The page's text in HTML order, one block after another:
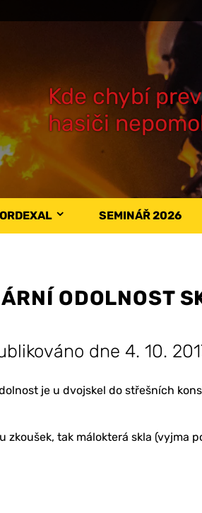
Kde chybí
hasiči
ORDEXAL SEMINÁŘ 2026
ODOLNOST
dne 4. 10.
je u dvojskel do střešních
zkoušek, tak málokterá skla (vyjma